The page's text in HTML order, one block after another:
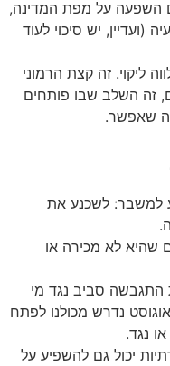
השפעה על מפת המדינה,
(ועדיין, יש סיכוי לעוד
ליקוי. זה קצת הרמוני
זה השלב שבו פותחים
שאפשר.
למשבר: לשכנע את
שהיא לא מכירה או
התגבשה סביב נגד מי
נדרש מכולנו לפתח
נגד.
יכול גם להשפיע על